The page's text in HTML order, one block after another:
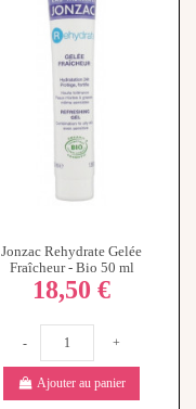
Jonzac Rehydrate Gelée
Fraîcheur - Bio 50 ml
18,50 €
- +
Ajouter au panier